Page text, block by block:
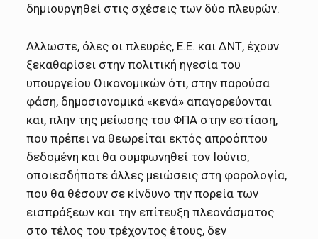
δημιουργηθεί στις σχέσεις των δύο πλευρών.
Αλλωστε, όλες οι πλευρές, Ε.Ε. και ΔΝΤ, έχουν
ξεκαθαρίσει στην πολιτική ηγεσία του
υπουργείου Οικονομικών ότι, στην παρούσα
φάση, δημοσιονομικά «κενά» απαγορεύονται
και, πλην της μείωσης του ΦΠΑ στην εστίαση,
που πρέπει να θεωρείται εκτός απροόπτου
δεδομένη και θα συμφωνηθεί τον Ιούνιο,
οποιεσδήποτε άλλες μειώσεις στη φορολογία,
που θα θέσουν σε κίνδυνο την πορεία των
εισπράξεων και την επίτευξη πλεονάσματος
στο τέλος του τρέχοντος έτους, δεν